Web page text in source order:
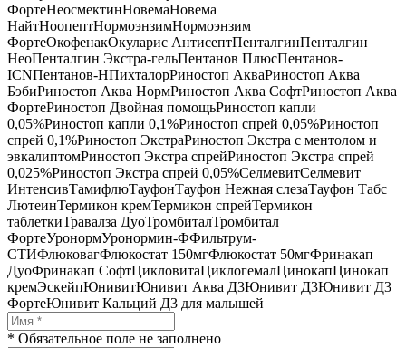
ФортеНеосмектинНовемаНовема
НайтНоопептНормоэнзимНормоэнзим
ФортеОкофенакОкуларис АнтисептПенталгинПенталгин
НеоПенталгин Экстра-гельПентанов ПлюсПентанов-
ICNПентанов-НПихталорРиностоп АкваРиностоп Аква
БэбиРиностоп Аква НормРиностоп Аква СофтРиностоп Аква
ФортеРиностоп Двойная помощьРиностоп капли
0,05%Риностоп капли 0,1%Риностоп спрей 0,05%Риностоп
спрей 0,1%Риностоп ЭкстраРиностоп Экстра с ментолом и
эвкалиптомРиностоп Экстра спрейРиностоп Экстра спрей
0,025%Риностоп Экстра спрей 0,05%СелмевитСелмевит
ИнтенсивТамифлюТауфонТауфон Нежная слезаТауфон Табс
ЛютеинТермикон кремТермикон спрейТермикон
таблеткиТравалза ДуоТромбиталТромбитал
ФортеУронормУронормин-ФФильтрум-
СТИФлюковагФлюкостат 150мгФлюкостат 50мгФринакап
ДуоФринакап СофтЦикловитаЦиклогемалЦинокапЦинокап
кремЭскейпЮнивитЮнивит Аква Д3Юнивит Д3Юнивит Д3
ФортеЮнивит Кальций Д3 для малышей
* Обязательное поле не заполнено